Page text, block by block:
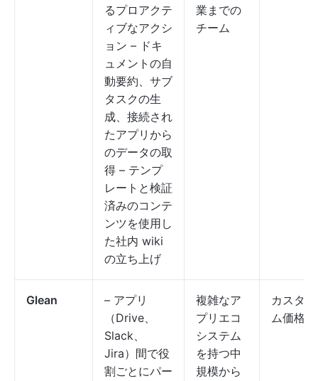
るプロアクテ
ィブなアクシ
ョン – ドキ
ュメントの自
動要約、サブ
タスクの生
成、接続され
たアプリから
のデータの取
得 – テンプ
レートと検証
済みのコンテ
ンツを使用し
た社内 wiki
の立ち上げ
業までの
チーム
Glean
– アプリ
（Drive、
Slack、
Jira）間で役
割ごとにパー
複雑なア
プリエコ
システム
を持つ中
規模から
カスタ
ム価格